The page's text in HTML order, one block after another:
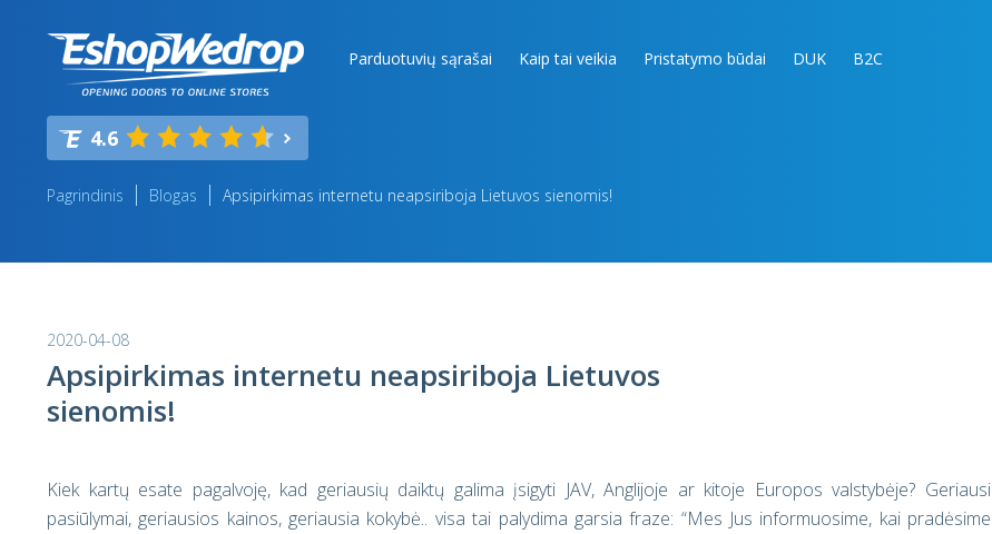
Parduotuvių sąrašai Kaip tai veikia Pristatymo būdai DUK B2C
4.6
Pagrindinis Blogas Apsipirkimas internetu neapsiriboja Lietuvos sienomis!
2020-04-08
Apsipirkimas internetu neapsiriboja Lietuvos
sienomis!
Kiek kartų esate pagalvoję, kad geriausių daiktų galima įsigyti JAV, Anglijoje ar kitoje Europos valstybėje? Geriausi
pasiūlymai, geriausios kainos, geriausia kokybė.. visa tai palydima garsia fraze: “Mes Jus informuosime, kai pradėsime